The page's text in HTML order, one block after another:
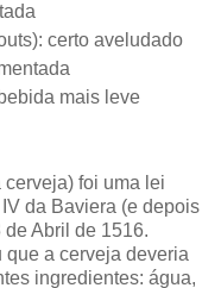
certo aveludado
mais leve
foi uma lei
da Baviera (e depois
Abril de 1516.
a cerveja deveria
ingredientes: água,